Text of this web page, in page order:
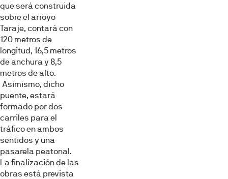
Esta página web usa cookies
Las cookies de este sitio web se usan para personalizar
el contenido y los anuncios, ofrecer funciones de redes
sociales y analizar el tráfico. Además, compartimos
información sobre el uso que haga del sitio web con
nuestros partners de redes sociales, publicidad y análisis
web, quienes pueden combinarla con otra información
que les haya proporcionado o que hayan recopilado a
partir del uso que haya hecho de sus servicios.
que será construida
sobre el arroyo
Taraje, contará con
120 metros de
longitud, 16,5 metros
de anchura y 8,5
metros de alto.
Asimismo, dicho
puente, estará
formado por dos
carriles para el
tráfico en ambos
sentidos y una
pasarela peatonal.
La finalización de las
obras está prevista